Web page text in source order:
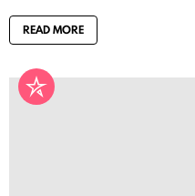
READ MORE